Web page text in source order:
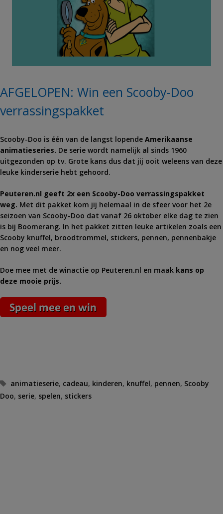
AFGELOPEN: Win een Scooby-Doo
verrassingspakket
Scooby-Doo is één van de langst lopende Amerikaanse
animatieseries. De serie wordt namelijk al sinds 1960
uitgezonden op tv. Grote kans dus dat jij ooit weleens van deze
leuke kinderserie hebt gehoord.
Peuteren.nl geeft 2x een Scooby-Doo verrassingspakket
weg. Met dit pakket kom jij helemaal in de sfeer voor het 2e
seizoen van Scooby-Doo dat vanaf 26 oktober elke dag te zien
is bij Boomerang. In het pakket zitten leuke artikelen zoals een
Scooby knuffel, broodtrommel, stickers, pennen, pennenbakje
en nog veel meer.
Doe mee met de winactie op Peuteren.nl en maak kans op
deze mooie prijs.
Tags
animatieserie, cadeau, kinderen, knuffel, pennen, Scooby
Doo, serie, spelen, stickers